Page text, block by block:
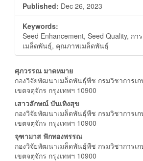
Published: Dec 26, 2023
Keywords:
Seed Enhancement, Seed Quality, ก
เมล็ดพันธุ์, คุณภาพเมล็ดพันธุ์
Main
Article
Content
ศุภวรรณ มาดหมาย
กองวิจัยพัฒนาเมล็ดพันธุ์พืช กรมวิชาการเ
เขตจตุจักร กรุงเทพฯ 10900
เสาวลักษณ์ บันเทิงสุข
กองวิจัยพัฒนาเมล็ดพันธุ์พืช กรมวิชาการเ
เขตจตุจักร กรุงเทพฯ 10900
จุฑามาส ฟักทองพรรณ
กองวิจัยพัฒนาเมล็ดพันธุ์พืช กรมวิชาการเ
เขตจตุจักร กรุงเทพฯ 10900